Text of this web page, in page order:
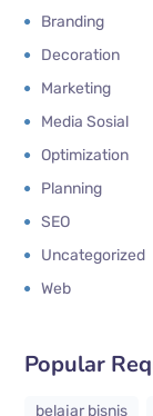
Branding
Decoration
Marketing
Media Sosial
Optimization
Planning
SEO
Uncategorized
Web
Popular
belajar bisnis